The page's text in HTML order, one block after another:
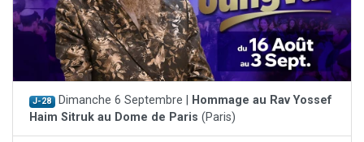
J-28 Dimanche 6 Septembre | Hommage au Rav Yossef
Haim Sitruk au Dome de Paris (Paris)